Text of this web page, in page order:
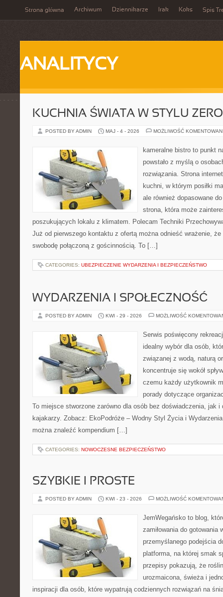
Strona główna Archiwum Dziennikarze Irak Koks Spis
ANALITYCY
KUCHNIA ŚWIATA W STYLU
POSTED BY ADMIN MAJ - 4 - 2026 MOŻLIWOŚĆ
kameralne bistro to punkt
powstało z myślą o
rozwiązania. Strona
kuchni, w którym posiłki
ale również dopasowane
strona, która może
poszukujących lokalu z klimatem. Polecam Techniki
Już od pierwszego kontaktu z ofertą można odnieść wrażenie,
swobodę połączoną z gościnnością. To […]
CATEGORIES: UBEZPIECZENIE WYDARZENIA I BEZPIECZEŃSTWO
WYDARZENIA I SPOŁECZNOŚĆ
POSTED BY ADMIN KWI - 29 - 2026 MOŻLIWOŚĆ
Serwis poświęcony
idealny wybór dla osób,
związanej z wodą, naturą
koncentruje się wokół
czemu każdy użytkownik
porady dotyczące
To miejsce stworzone zarówno dla osób bez doświadczenia, jak i
kajakarzy. Zobacz: EkoPodróże – Wodny Styl Życia i
można znaleźć kompendium […]
CATEGORIES: NOWOCZESNE BEZPIECZEŃSTWO
SZYBKIE I PROSTE
POSTED BY ADMIN KWI - 23 - 2026 MOŻLIWOŚĆ
JemWegańsko to blog,
zamiłowania do gotowania
przemyślanego podejścia
platforma, na której smak
przepisy pokazują, że
urozmaicona, świeża i
inspiracji dla osób, które wypatrują codziennych rozwiązań na